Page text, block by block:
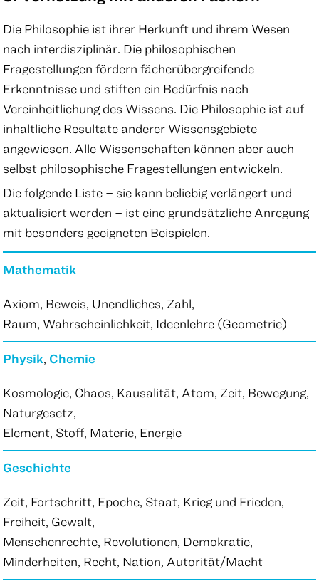
Die Philosophie ist ihrer Herkunft und ihrem Wesen
nach interdisziplinär. Die philosophischen
Fragestellungen fördern fächerübergreifende
Erkenntnisse und stiften ein Bedürfnis nach
Vereinheitlichung des Wissens. Die Philosophie ist auf
inhaltliche Resultate anderer Wissensgebiete
angewiesen. Alle Wissenschaften können aber auch
selbst philosophische Fragestellungen entwickeln.
Die folgende Liste – sie kann beliebig verlängert und
aktualisiert werden – ist eine grundsätzliche Anregung
mit besonders geeigneten Beispielen.
Mathematik
Axiom, Beweis, Unendliches, Zahl,
Raum, Wahrscheinlichkeit, Ideenlehre (Geometrie)
Physik, Chemie
Kosmologie, Chaos, Kausalität, Atom, Zeit, Bewegung,
Naturgesetz,
Element, Stoff, Materie, Energie
Geschichte
Zeit, Fortschritt, Epoche, Staat, Krieg und Frieden,
Freiheit, Gewalt,
Menschenrechte, Revolutionen, Demokratie,
Minderheiten, Recht, Nation, Autorität/Macht